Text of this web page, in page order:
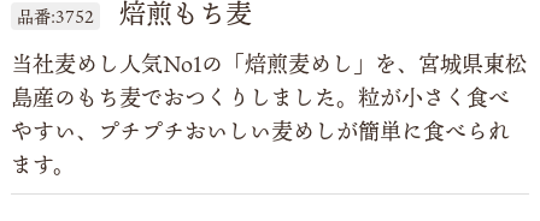
品番:3752 焙煎もち麦
当社麦めし人気No1の「焙煎麦めし」を、宮城県東松
島産のもち麦でおつくりしました。粒が小さく食べ
やすい、プチプチおいしい麦めしが簡単に食べられ
ます。